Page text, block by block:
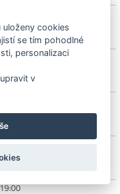
ze Zlaté hory dohlédne”.
č.p.44
Horosedly
uloženy cookies
se tím pohodlné
personalizaci
v